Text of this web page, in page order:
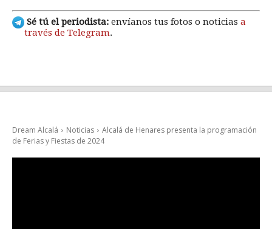
Sé tú el periodista: envíanos tus fotos o noticias a
través de Telegram.